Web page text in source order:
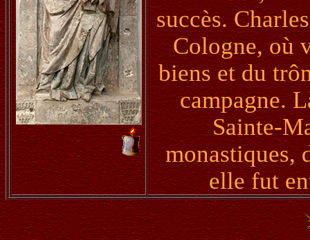
succès.
Cologne, où
biens et du
campagne.
Sainte-
monastiques,
elle fut